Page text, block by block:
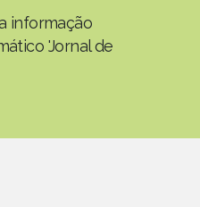
informação
'Jornal de